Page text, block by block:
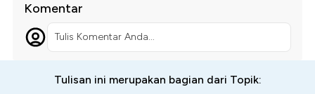
Komentar
Tulis Komentar Anda...
Tulisan ini merupakan bagian dari Topik: